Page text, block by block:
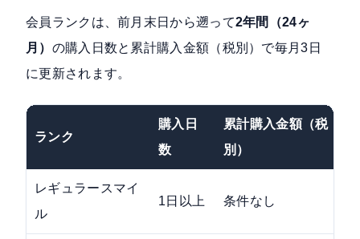
会員ランクは、前月末日から遡って2年間（24ヶ
月） の購入日数と累計購入金額（税別）で毎月3日
に更新されます。
ランク
購入日
数
累計購入金額（税
別）
レギュラースマイ
ル
1日以上 条件なし